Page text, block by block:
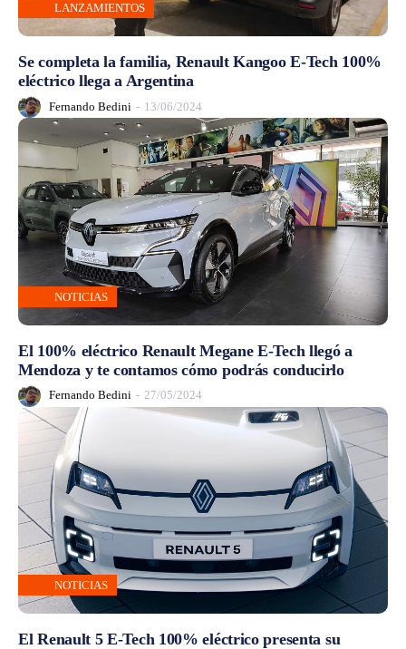
LANZAMIENTOS
Se completa la familia, Renault Kangoo E-Tech 100%
eléctrico llega a Argentina
Fernando Bedini - 13/06/2024
NOTICIAS
El 100% eléctrico Renault Megane E-Tech llegó a
Mendoza y te contamos cómo podrás conducirlo
Fernando Bedini - 27/05/2024
NOTICIAS
El Renault 5 E-Tech 100% eléctrico presenta su